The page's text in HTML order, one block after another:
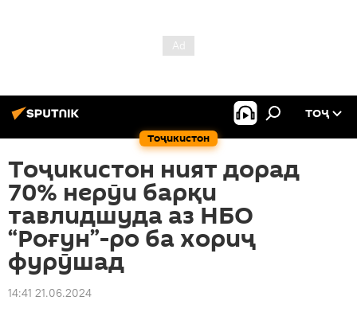
Тоҷикистон
ТОҶ
Тоҷикистон ният дорад
70% нерӯи барқи
тавлидшуда аз НБО
“Роғун”-ро ба хориҷ
фурӯшад
14:41 21.06.2024